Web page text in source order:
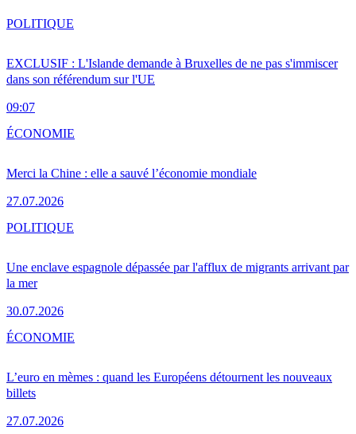
EXCLUSIF : L'Islande demande à Bruxelles de ne pas s'immiscer
dans son référendum sur l'UE
09:07
POLITIQUE
Merci la Chine : elle a sauvé l’économie mondiale
27.07.2026
ÉCONOMIE
Une enclave espagnole dépassée par l'afflux de migrants arrivant par
la mer
30.07.2026
POLITIQUE
L’euro en mèmes : quand les Européens détournent les nouveaux
billets
27.07.2026
ÉCONOMIE